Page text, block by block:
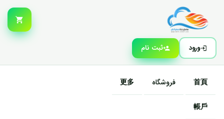
ورود ثبت نام
首頁 فروشگاه 更多
帳戶